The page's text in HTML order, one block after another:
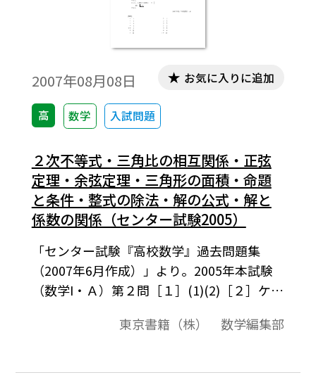
2007年08月08日
高 数学 入試問題
お気に入りに追加
２次不等式・三角比の相互関係・正弦
定理・余弦定理・三角形の面積・命題
と条件・整式の除法・解の公式・解と
係数の関係（センター試験2005）
「センター試験『高校数学』過去問題集
（2007年6月作成）」より。2005年本試験
（数学I・Ａ）第２問［１］(1)(2)［２］ケ～
I」（2007－2012年度用）「数学A」（2008
度用）の教科書の目次に準拠して，2000年
東京書籍（株） 数学編集部